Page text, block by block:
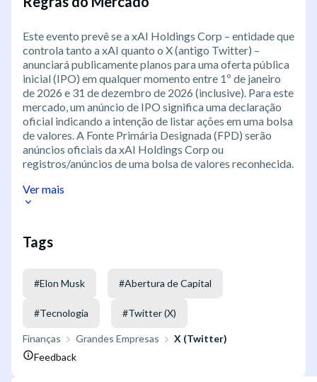
Este evento prevê se a xAI Holdings Corp – entidade que
controla tanto a xAI quanto o X (antigo Twitter) –
anunciará publicamente planos para uma oferta pública
inicial (IPO) em qualquer momento entre 1º de janeiro
de 2026 e 31 de dezembro de 2026 (inclusive). Para este
mercado, um anúncio de IPO significa uma declaração
oficial indicando a intenção de listar ações em uma bolsa
de valores. A Fonte Primária Designada (FPD) serão
anúncios oficiais da xAI Holdings Corp ou
registros/anúncios de uma bolsa de valores reconhecida.
Ver mais
Tags
#Elon Musk #Abertura de Capital
#Tecnologia #Twitter (X)
Finanças Grandes Empresas
X (Twitter)
Feedback